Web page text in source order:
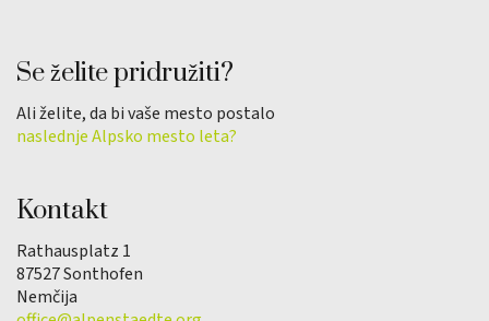
Se želite pridružiti?
Ali želite, da bi vaše mesto postalo
naslednje Alpsko mesto leta?
Kontakt
Rathausplatz 1
87527 Sonthofen
Nemčija
office@alpenstaedte.org